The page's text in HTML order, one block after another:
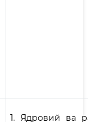
1. Ядровий ва